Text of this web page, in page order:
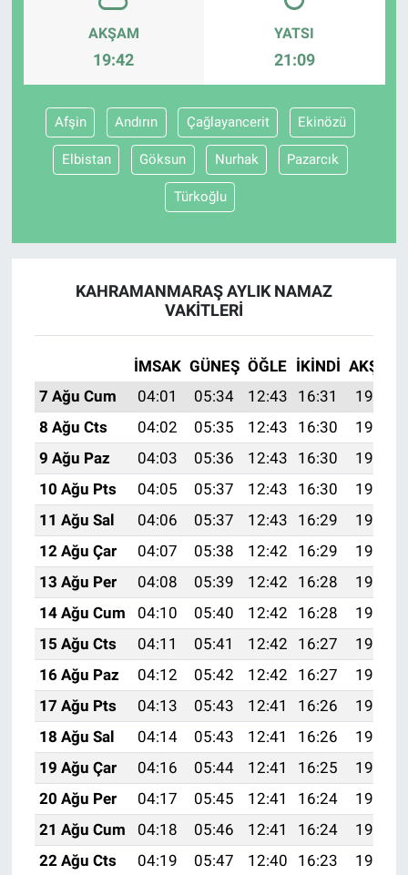
AKŞAM
19:42
YATSI
21:09
Afşin Andırın Çağlayancerit Ekinözü
Elbistan Göksun Nurhak Pazarcık
Türkoğlu
KAHRAMANMARAŞ AYLIK NAMAZ
VAKITLERI
İMSAK GÜNEŞ ÖĞLE İKINDI AKŞAM
7 Ağu Cum
04:01 05:34 12:43 16:31
19:42
8 Ağu Cts
04:02 05:35 12:43 16:30
19:41
9 Ağu Paz
04:03 05:36 12:43 16:30
19:40
10 Ağu Pts
04:05 05:37 12:43 16:30
19:39
11 Ağu Sal
04:06 05:37 12:43 16:29
19:38
12 Ağu Çar
04:07 05:38 12:42 16:29
19:37
13 Ağu Per
04:08 05:39 12:42 16:28
19:35
14 Ağu Cum
04:10 05:40 12:42 16:28
19:34
15 Ağu Cts
04:11 05:41 12:42 16:27
19:33
16 Ağu Paz
04:12 05:42 12:42 16:27
19:32
17 Ağu Pts
04:13 05:43 12:41 16:26
19:30
18 Ağu Sal
04:14 05:43 12:41 16:26
19:29
19 Ağu Çar
04:16 05:44 12:41 16:25
19:28
20 Ağu Per
04:17 05:45 12:41 16:24
19:27
21 Ağu Cum
04:18 05:46 12:41 16:24
19:25
22 Ağu Cts
04:19 05:47 12:40 16:23
19:24